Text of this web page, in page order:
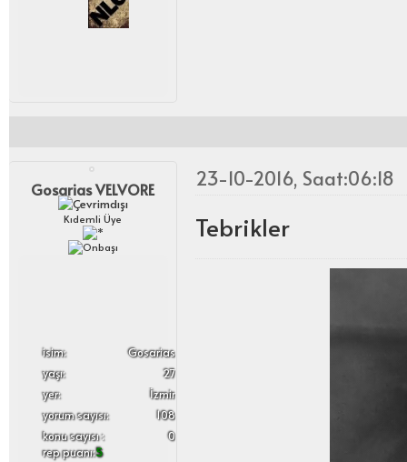
Gosarias VELVORE
Kıdemli Üye
i̇sim:
Gosarias
yaşı:
27
yer:
İzmir
yorum sayısı:
108
konu sayısı :
0
rep puanı:5
23-10-2016, Saat:06:18
Tebrikler